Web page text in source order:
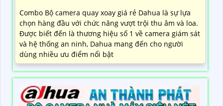
Combo Bộ camera quay xoay giá rẻ Dahua là sự lựa
chọn hàng đầu với chức năng vượt trội thu âm và loa.
Được biết đến là thương hiệu số 1 về camera giám sát
và hệ thống an ninh, Dahua mang đến cho người
dùng nhiều ưu điểm nổi bật